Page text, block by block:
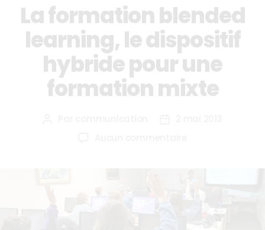
La formation blended
learning, le dispositif
hybride pour une
formation mixte